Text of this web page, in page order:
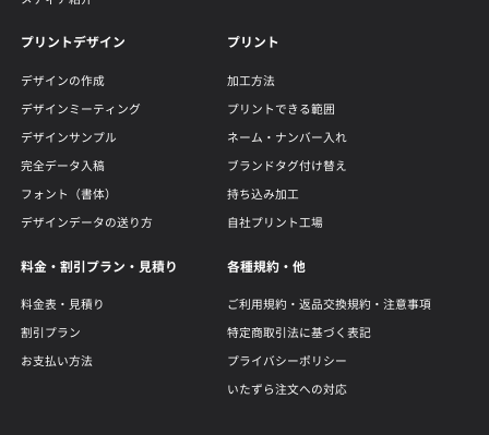
プリントデザイン
デザインの作成
デザインミーティング
デザインサンプル
完全データ入稿
フォント（書体）
デザインデータの送り方
プリント
加工方法
プリントできる範囲
ネーム・ナンバー入れ
ブランドタグ付け替え
持ち込み加工
自社プリント工場
料金・割引プラン・見積り
料金表・見積り
割引プラン
お支払い方法
各種規約・他
ご利用規約・返品交換規約・注意事項
特定商取引法に基づく表記
プライバシーポリシー
いたずら注文への対応